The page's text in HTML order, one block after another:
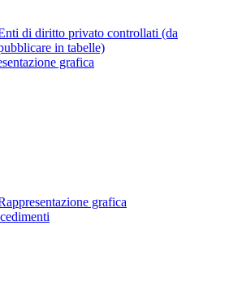
di diritto privato controllati (da
in tabelle)
grafica
grafica